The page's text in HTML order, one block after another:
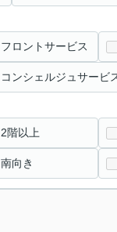
フロントサービス
コンシェルジュサービ
2階以上
南向き